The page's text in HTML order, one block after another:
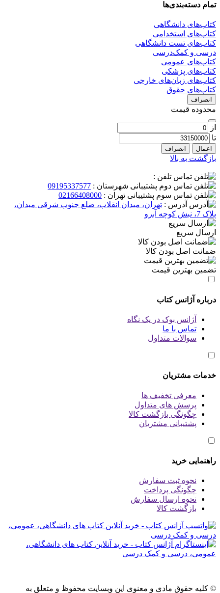
تمام دسته‌بندی‌ها
کتاب‌های دانشگاهی
کتاب‌های استخدامی
کتاب‌های تست دانشگاهی
درسی و کمک‌درسی
کتاب‌های عمومی
کتاب‌های پزشکی
کتاب‌های زبان‌های خارجی
کتاب‌های حقوق
انصراف
محدوده قیمت
از
تا
اعمال انصراف
بازگشت به بالا
تلفن :
پشتیبانی شهرستان : 09195337577
پشتیبانی تهران : 02166408000
آدرس : تهران، میدان انقلاب، ضلع جنوب شرقی میدان،
پلاک 7، نبش کوچه آبرو
ارسال سریع
ضمانت اصل بودن کالا
تضمین بهترین قیمت
درباره آژانس کتاب
آژانس بوک در یک نگاه
تماس با ما
سوالات متداول
خدمات مشتریان
معرفی تخفیف ها
پرسش های متداول
چگونگی بازگشت کالا
پشتیبانی مشتریان
راهنمایی خرید
نحوه ثبت سفارش
چگونگی پرداخت
نحوه ارسال سفارش
بازگشت کالا
© کلیه حقوق مادی و معنوی این وبسایت محفوظ و متعلق به